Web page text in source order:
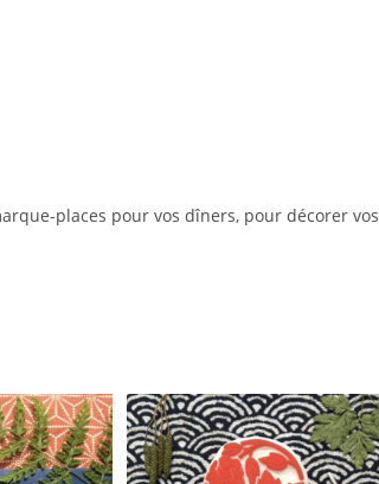
places pour vos dîners, pour décorer vos